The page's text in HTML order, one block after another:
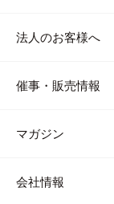
法人のお客様へ
催事・販売情報
マガジン
会社情報